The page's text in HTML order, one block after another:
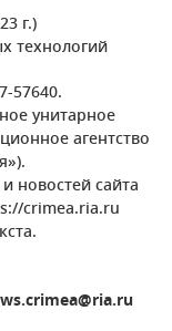
г.)
технологий
57640.
унитарное
агентство
новостей сайта
crimea.ria.ru